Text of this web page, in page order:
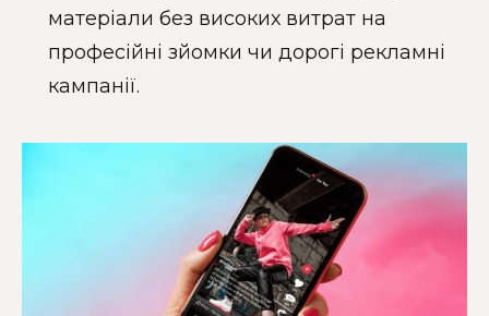
матеріали без високих витрат на
професійні зйомки чи дорогі рекламні
кампанії.